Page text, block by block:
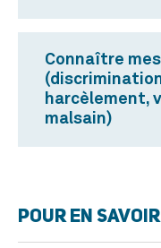
Connaître
harcèlement,
malsain)
POUR EN